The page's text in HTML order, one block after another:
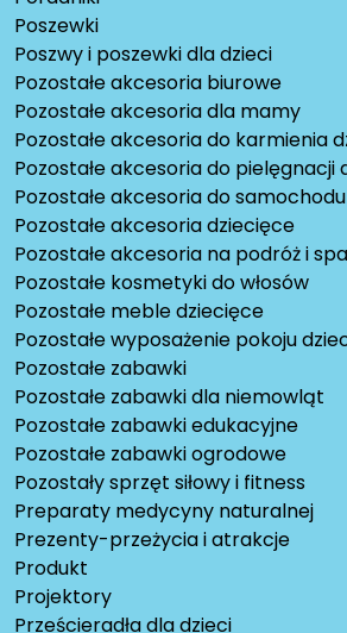
Poszewki
Poszwy i poszewki dla dzieci
Pozostałe akcesoria biurowe
Pozostałe akcesoria dla mamy
Pozostałe akcesoria do karmienia
Pozostałe akcesoria do pielęgnacji
Pozostałe akcesoria do samochodu
Pozostałe akcesoria dziecięce
Pozostałe akcesoria na podróż i
Pozostałe kosmetyki do włosów
Pozostałe meble dziecięce
Pozostałe wyposażenie pokoju
Pozostałe zabawki
Pozostałe zabawki dla niemowląt
Pozostałe zabawki edukacyjne
Pozostałe zabawki ogrodowe
Pozostały sprzęt siłowy i fitness
Preparaty medycyny naturalnej
Prezenty-przeżycia i atrakcje
Produkt
Projektory
Prześcieradła dla dzieci